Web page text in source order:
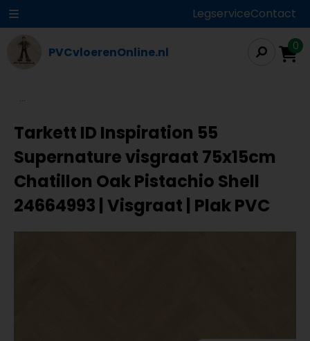
LegserviceContact
PVCvloerenOnline.nl 0
...
Tarkett ID Inspiration 55
Supernature visgraat 75x15cm
Chatillon Oak Pistachio Shell
24664993 | Visgraat | Plak PVC